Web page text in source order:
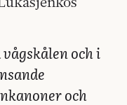
och i
och